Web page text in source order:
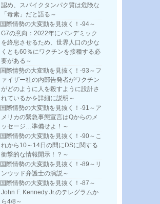
認め、スパイクタンパク質は危険な
「毒素」だと語る～
国際情勢の大変動を見抜く！-94～
G7の意向：2022年にパンデミック
を終息させるため、世界人口の少な
くとも60％にワクチンを接種する必
要がある～
国際情勢の大変動を見抜く！-93～フ
ァイザー社の内部告発者がワクチン
がどのように人を殺すように設計さ
れているかを詳細に説明～
国際情勢の大変動を見抜く！-91～ア
メリカの緊急事態宣言はQからのメ
ッセージ…準備せよ！～
国際情勢の大変動を見抜く！-90～こ
れから10～14日の間にDSに関する
衝撃的な情報開示！？～
国際情勢の大変動を見抜く！-89～リ
ンウッド弁護士の演説～
国際情勢の大変動を見抜く！-87～
John F. Kennedy Jr.のテレグラムか
ら4/8～